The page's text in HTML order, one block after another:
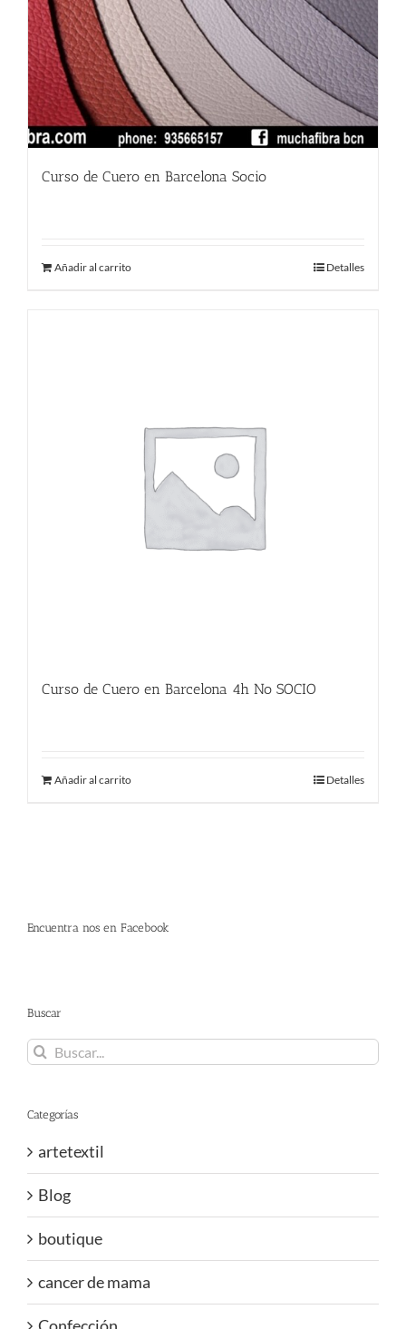
Curso de Cuero en Barcelona Socio
Añadir al carrito Detalles
Curso de Cuero en Barcelona 4h No SOCIO
Añadir al carrito Detalles
Encuentra nos en Facebook
Buscar
Buscar:
Categorías
artetextil
Blog
boutique
cancer de mama